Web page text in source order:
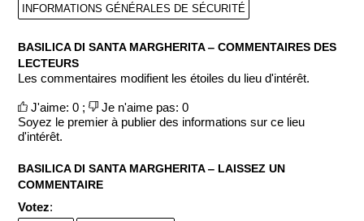
INFORMATIONS GÉNÉRALES DE SÉCURITÉ
BASILICA DI SANTA MARGHERITA ‒ COMMENTAIRES DES
LECTEURS
Les commentaires modifient les étoiles du lieu d'intérêt.
J'aime: 0 ;
Je n'aime pas: 0
Soyez le premier à publier des informations sur ce lieu
d'intérêt.
BASILICA DI SANTA MARGHERITA ‒ LAISSEZ UN
COMMENTAIRE
Votez: